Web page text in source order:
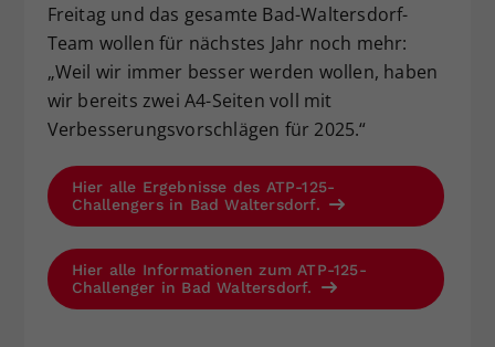
Freitag und das gesamte Bad-Waltersdorf-
Team wollen für nächstes Jahr noch mehr:
„Weil wir immer besser werden wollen, haben
wir bereits zwei A4-Seiten voll mit
Verbesserungsvorschlägen für 2025.“
Hier alle Ergebnisse des ATP-125-
Challengers in Bad Waltersdorf.
Hier alle Informationen zum ATP-125-
Challenger in Bad Waltersdorf.